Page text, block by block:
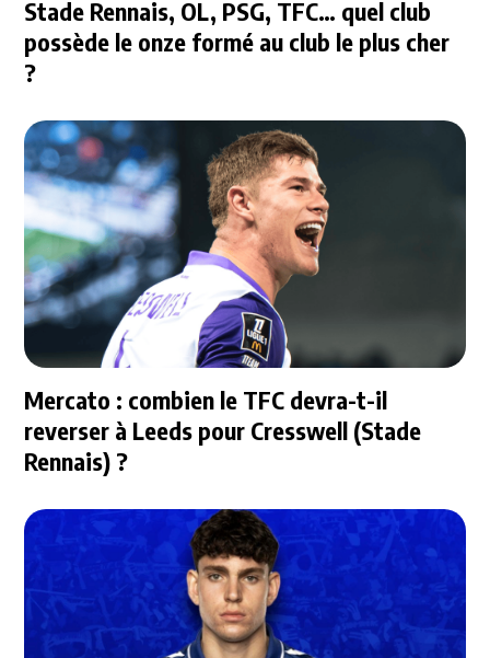
Stade Rennais, OL, PSG, TFC… quel club
possède le onze formé au club le plus cher
?
Mercato : combien le TFC devra-t-il
reverser à Leeds pour Cresswell (Stade
Rennais) ?